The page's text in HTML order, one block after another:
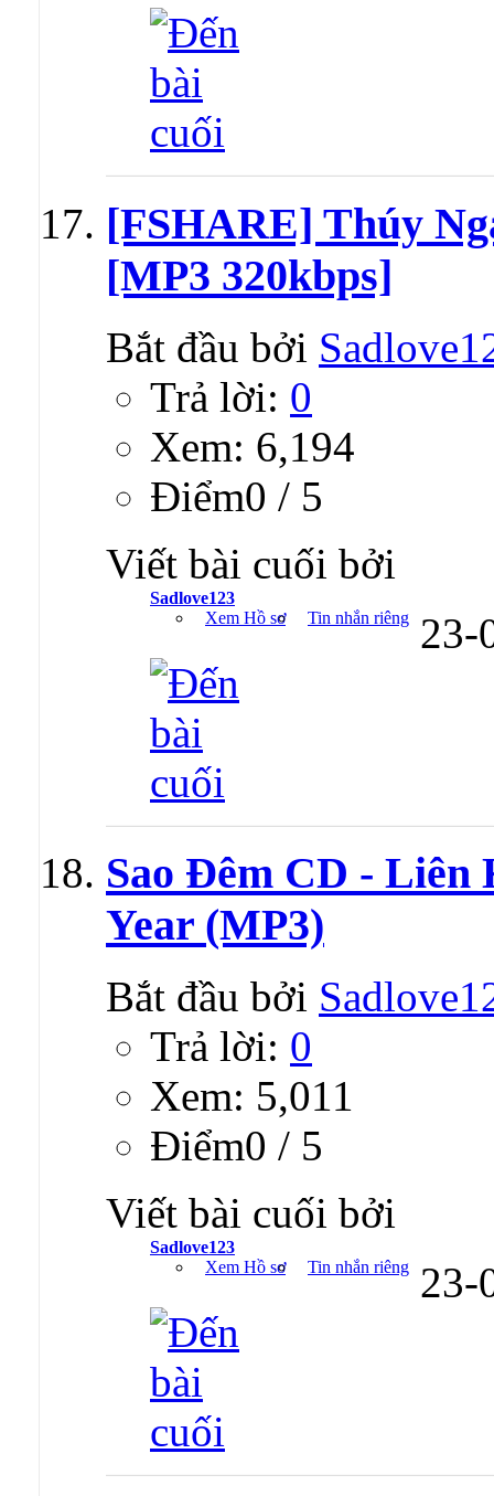
[FSHARE] Thúy
[MP3 320kbps]
Bắt đầu bởi
Trả lời: 0
Xem: 6,194
Ðiểm0 / 5
Viết bài cuối bởi
Sadlove123
Xem Hồ sơ
Tin nhắn riêng 23-
Sao Đêm CD -
Year (MP3)
Bắt đầu bởi
Trả lời: 0
Xem: 5,011
Ðiểm0 / 5
Viết bài cuối bởi
Sadlove123
Xem Hồ sơ
Tin nhắn riêng 23-